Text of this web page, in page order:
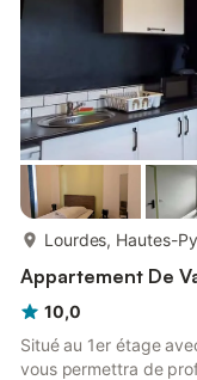
Lourdes, Hautes-
Appartement De
10,0
Situé au 1er étage
vous permettra de